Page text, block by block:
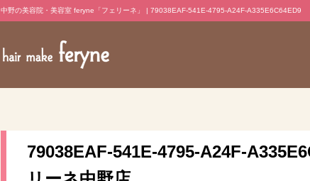
中野の美容院・美容室 feryne「フェリーネ」 | 79038EAF-541E-4795-A24F-A335E6C64ED9
79038EAF-541E-4795-A24F-